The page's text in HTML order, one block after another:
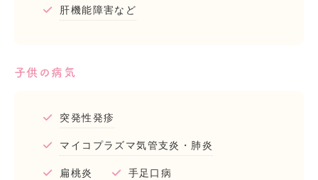
肝機能障害など
子供の病気
突発性発疹
マイコプラズマ気管支炎・肺炎
扁桃炎 手足口病